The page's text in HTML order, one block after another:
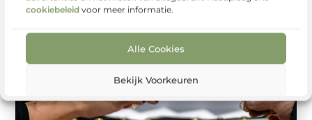
cookiebeleid voor meer informatie.
Alle Cookies
Bekijk Voorkeuren
Gerelateerde berichten
interesseren